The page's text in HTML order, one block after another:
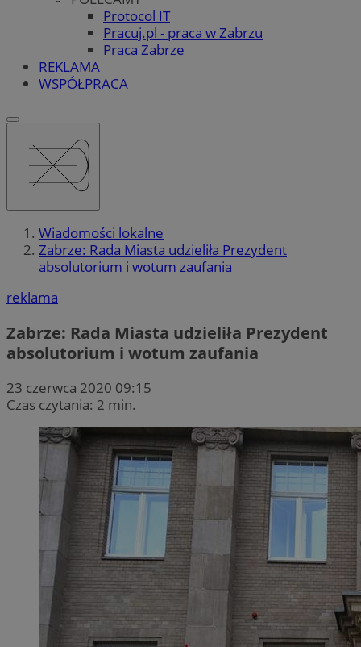
Protocol IT
Pracuj.pl - praca w Zabrzu
Praca Zabrze
REKLAMA
WSPÓŁPRACA
Wiadomości lokalne
Zabrze: Rada Miasta udzieliła Prezydent
absolutorium i wotum zaufania
reklama
Zabrze: Rada Miasta udzieliła Prezydent
absolutorium i wotum zaufania
23 czerwca 2020 09:15
Czas czytania: 2 min.